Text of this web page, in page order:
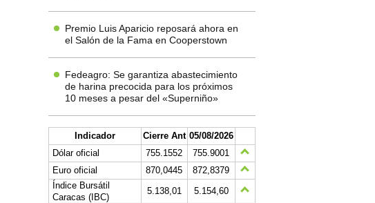
Premio Luis Aparicio reposará ahora en
el Salón de la Fama en Cooperstown
Fedeagro: Se garantiza abastecimiento
de harina precocida para los próximos
10 meses a pesar del «Superniño»
Indicador Cierre Ant 05/08/2026
Dólar oficial
755.1552
755.9001
Euro oficial
870,0445
872,8379
Índice Bursátil
Caracas (IBC)
5.138,01
5.154,60